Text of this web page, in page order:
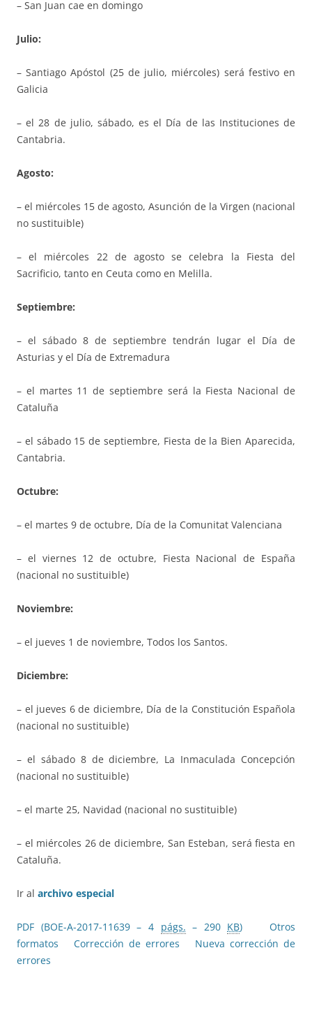
– San Juan cae en domingo
Julio:
– Santiago Apóstol (25 de julio, miércoles) será festivo en
Galicia
– el 28 de julio, sábado, es el Día de las Instituciones de
Cantabria.
Agosto:
– el miércoles 15 de agosto, Asunción de la Virgen (nacional
no sustituible)
– el miércoles 22 de agosto se celebra la Fiesta del
Sacrificio, tanto en Ceuta como en Melilla.
Septiembre:
– el sábado 8 de septiembre tendrán lugar el Día de
Asturias y el Día de Extremadura
– el martes 11 de septiembre será la Fiesta Nacional de
Cataluña
– el sábado 15 de septiembre, Fiesta de la Bien Aparecida,
Cantabria.
Octubre:
– el martes 9 de octubre, Día de la Comunitat Valenciana
– el viernes 12 de octubre, Fiesta Nacional de España
(nacional no sustituible)
Noviembre:
– el jueves 1 de noviembre, Todos los Santos.
Diciembre:
– el jueves 6 de diciembre, Día de la Constitución Española
(nacional no sustituible)
– el sábado 8 de diciembre, La Inmaculada Concepción
(nacional no sustituible)
– el marte 25, Navidad (nacional no sustituible)
– el miércoles 26 de diciembre, San Esteban, será fiesta en
Cataluña.
Ir al archivo especial
PDF (BOE-A-2017-11639 – 4 págs. – 290 KB)
Otros
formatos
Corrección de errores
Nueva corrección de
errores